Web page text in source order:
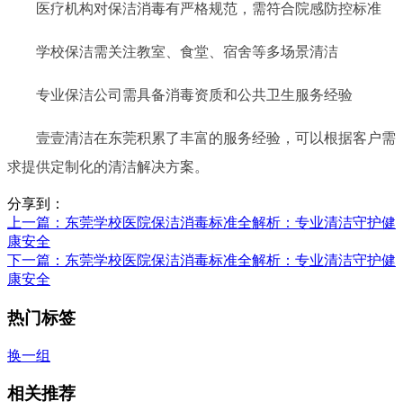
医疗机构对保洁消毒有严格规范，需符合院感防控标准
学校保洁需关注教室、食堂、宿舍等多场景清洁
专业保洁公司需具备消毒资质和公共卫生服务经验
壹壹清洁在东莞积累了丰富的服务经验，可以根据客户需
求提供定制化的清洁解决方案。
分享到：
上一篇 ：东莞学校医院保洁消毒标准全解析：专业清洁守护健
康安全
下一篇 ：东莞学校医院保洁消毒标准全解析：专业清洁守护健
康安全
热门标签
换一组
相关推荐